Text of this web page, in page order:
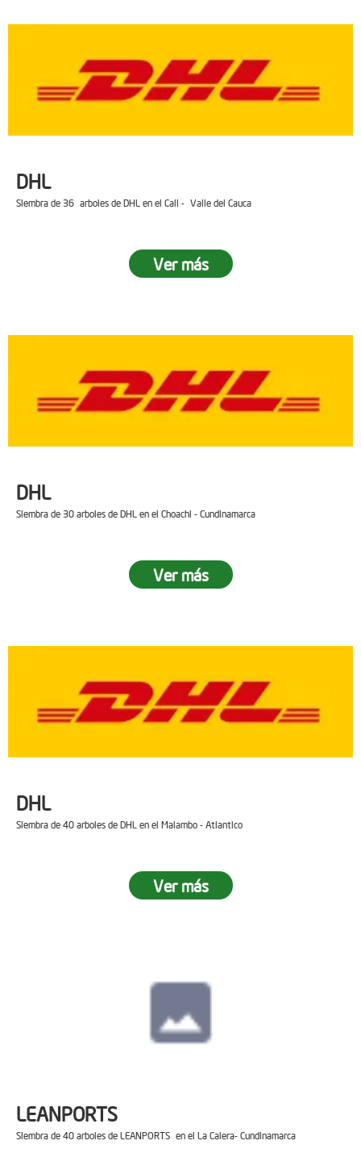
DHL
Siembra de 36 arboles de DHL en el Cali - Valle del Cauca
Ver más
DHL
Siembra de 30 arboles de DHL en el Choachi - Cundinamarca
Ver más
DHL
Siembra de 40 arboles de DHL en el Malambo - Atlantico
Ver más
LEANPORTS
Siembra de 40 arboles de LEANPORTS en el La Calera- Cundinamarca